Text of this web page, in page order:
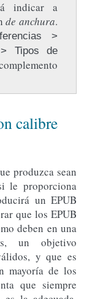
indicar a
de anchura.
>
> Tipos de
calibre
produzca sean
le proporciona
un EPUB
que los EPUB
deben en una
un objetivo
y que es
mayoría de los
que siempre